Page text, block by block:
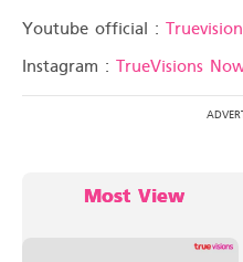
Youtube official :
Instagram : TrueVisions
Most View